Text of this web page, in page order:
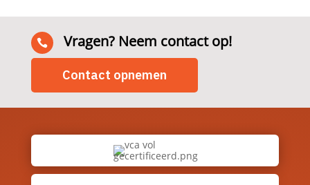
 Vragen? Neem contact op!
Contact opnemen